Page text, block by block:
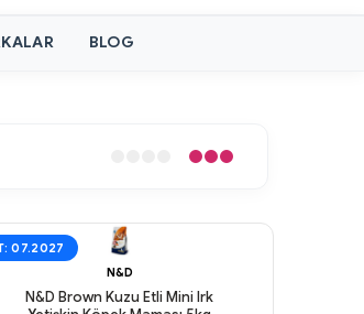
BLOG
07.2027
N&D
N&D Brown Kuzu Etli Mini Irk